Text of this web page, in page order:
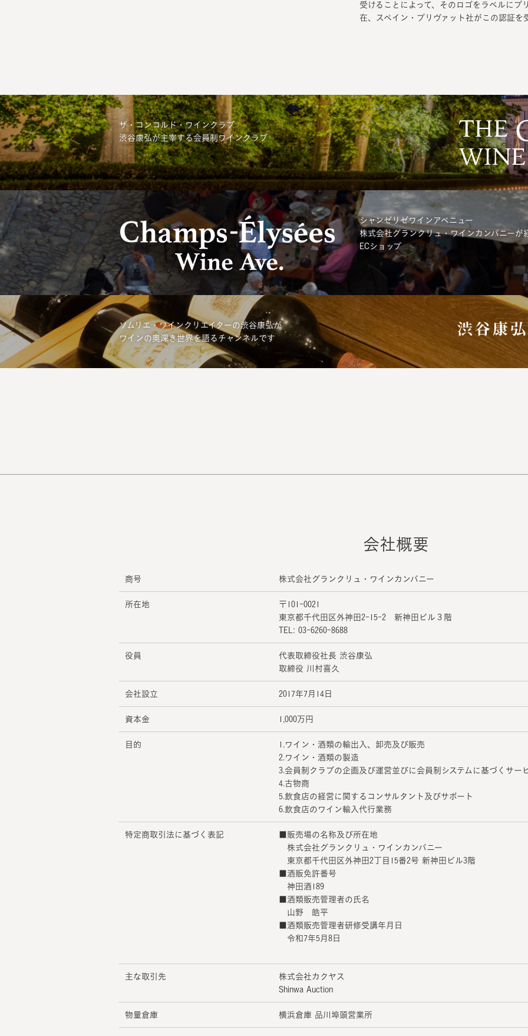
受けることによって、そのロゴをラベルにプ
在、スペイン・プリヴァット社がこの認証を
ザ・コンコルド・ワインクラブ
渋谷康弘が主宰する会員制ワインクラブ
シャンゼリゼワインアベニュー
株式会社グランクリュ・ワインカンパニーが
ECショップ
ソムリエ・ワインクリエイターの渋谷康弘が
ワインの奥深き世界を語るチャンネルです
会社概要
商号 株式会社グランクリュ・ワインカンパニー
所在地
〒101-0021
東京都千代田区外神田2-15-2 新神田ビル３階
TEL: 03-6260-8688
役員
代表取締役社長 渋谷康弘
取締役 川村喜久
会社設立 2017年7月14日
資本金 1,000万円
目的
1.ワイン・酒類の輸出入、卸売及び販売
2.ワイン・酒類の製造
3.会員制クラブの企画及び運営並びに会員制システムに基づくサー
4.古物商
5.飲食店の経営に関するコンサルタント及びサポート
6.飲食店のワイン輸入代行業務
特定商取引法に基づく表記
■販売場の名称及び所在地
株式会社グランクリュ・ワインカンパニー
東京都千代田区外神田2丁目15番2号 新神田ビル3階
■酒販免許番号
神田酒189
■酒類販売管理者の氏名
山野 皓平
■酒類販売管理者研修受講年月日
令和7年5月8日
主な取引先
株式会社カクヤス
Shinwa Auction
物量倉庫 横浜倉庫 品川埠頭営業所